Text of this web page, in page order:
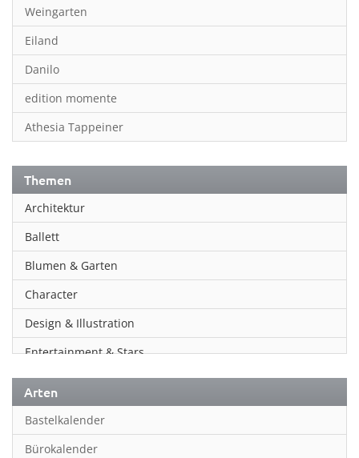
Weingarten
Eiland
Danilo
edition momente
Athesia Tappeiner
Themen
Architektur
Ballett
Blumen & Garten
Character
Design & Illustration
Entertainment & Stars
Erotik
Essen & Trinken
Familienplaner
Arten
Bastelkalender
Bürokalender